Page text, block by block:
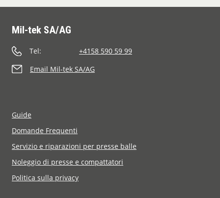
Mil-tek SA/AG
Tel:
+4158 590 59 99
Email Mil-tek SA/AG
Guide
Domande Frequenti
Servizio e riparazioni per presse balle
Noleggio di presse e compattatori
Politica sulla privacy